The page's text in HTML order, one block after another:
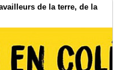
de la terre, de la